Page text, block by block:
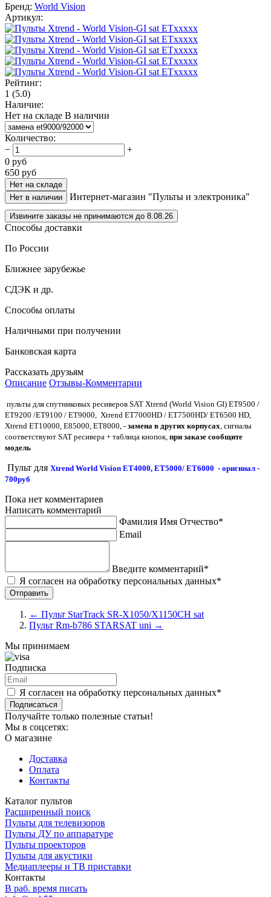
Бренд: World Vision
Артикул:
Рейтинг:
1 (5.0)
Наличие:
Нет на складе В наличии
Количество:
−
+
0 руб
650 руб
Нет на складе
Нет в наличии
Интернет-магазин "Пульты и электроника"
Извините заказы не принимаются до 8.08.26
Способы доставки
По России
Ближнее зарубежье
СДЭК и др.
Способы оплаты
Наличными при получении
Банковская карта
Рассказать друзьям
Описание Отзывы-Комментарии
пульты для спутниковых ресиверов SAT Xtrend (World Vision GI) ET9500 /
ET9200 /ET9100 / ET9000, Xtrend ET7000HD / ET7500HD/ ET6500 HD,
Xtrend ET10000, E85000, ET8000, - замена в других корпусах , сигналы
соответствуют SAT ресивера + таблица кнопок, при заказе сообщите
модель
Пульт для Xtrend World Vision ET4000, ET5000/ ET6000 - оригинал -
700руб
Пока нет комментариев
Написать комментарий
Фамилия Имя Отчество*
Email
Введите комментарий*
Я согласен на обработку персональных данных*
← Пульт StarTrack SR-X1050/X1150CH sat
Пульт Rm-b786 STARSAT uni →
Мы принимаем
Подписка
Я согласен на обработку персональных данных*
Подписаться
Получайте только полезные статьи!
Мы в соцсетях:
О магазине
Доставка
Оплата
Контакты
Каталог пультов
Расширенный поиск
Пульты для телевизоров
Пульты ДУ по аппаратуре
Пульты проекторов
Пульты для акустики
Медиаплееры и ТВ приставки
Контакты
В раб. время писать